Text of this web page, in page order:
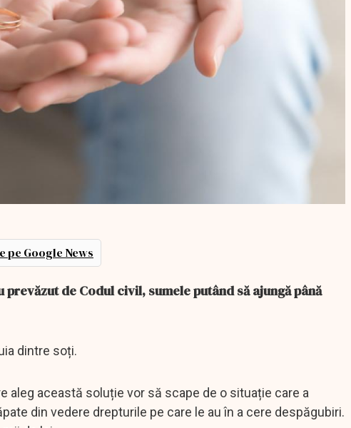
pe Google News
de Codul civil, sumele putând să ajungă până
dintre soți.
aleg această soluție vor să scape de o situație care a
din vedere drepturile pe care le au în a cere despăgubiri.